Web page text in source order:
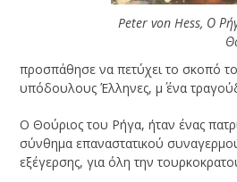
Peter von Hess, Ο
προσπάθησε να πετύχει το σκοπό
υπόδουλους Έλληνες, μ΄ ένα
Ο Θούριος του Ρήγα, ήταν ένας
σύνθημα επαναστατικού
εξέγερσης, για όλη την